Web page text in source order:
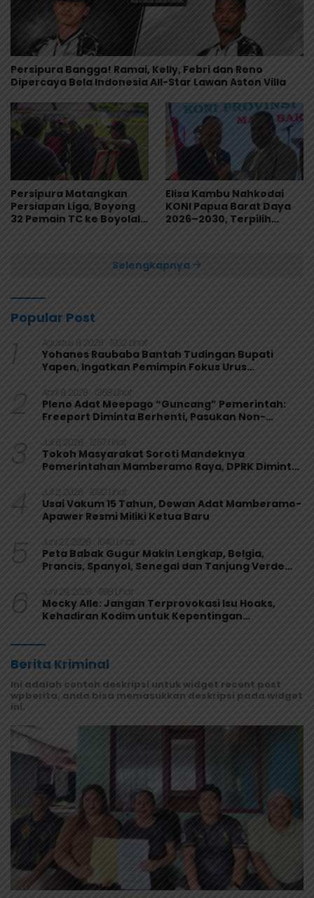
Persipura Bangga! Ramai, Kelly, Febri dan Reno
Dipercaya Bela Indonesia All-Star Lawan Aston Villa
Persipura Matangkan
Persiapan Liga, Boyong
32 Pemain TC ke Boyolali
Elisa Kambu Nahkodai
KONI Papua Barat Daya
2026–2030, Terpilih
Selengkapnya
Popular Post
1 Agustus 6, 2026 1932 Lihat
Yohanes Raubaba Bantah Tudingan Bupati
Yapen, Ingatkan Pemimpin Fokus Urus
2 April 9, 2026 1368 Lihat
Pleno Adat Meepago “Guncang” Pemerintah:
Freeport Diminta Berhenti, Pasukan Non-
3 Juli 6, 2026 1257 Lihat
Tokoh Masyarakat Soroti Mandeknya
Pemerintahan Mamberamo Raya, DPRK Diminta
4 Juli 2, 2026 1092 Lihat
Usai Vakum 15 Tahun, Dewan Adat Mamberamo-
Apawer Resmi Miliki Ketua Baru
5 Juni 27, 2026 1040 Lihat
Peta Babak Gugur Makin Lengkap, Belgia,
Prancis, Spanyol, Senegal dan Tanjung Verde
6 Juni 29, 2026 998 Lihat
Mecky Alle: Jangan Terprovokasi Isu Hoaks,
Kehadiran Kodim untuk Kepentingan
Berita Kriminal
Ini adalah contoh deskripsi untuk widget recent post
wpberita, anda bisa memasukkan deskripsi pada widget
ini.